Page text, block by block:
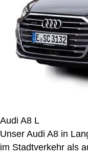
Audi A8 L
Unser Audi A8 in
im Stadtverkehr als